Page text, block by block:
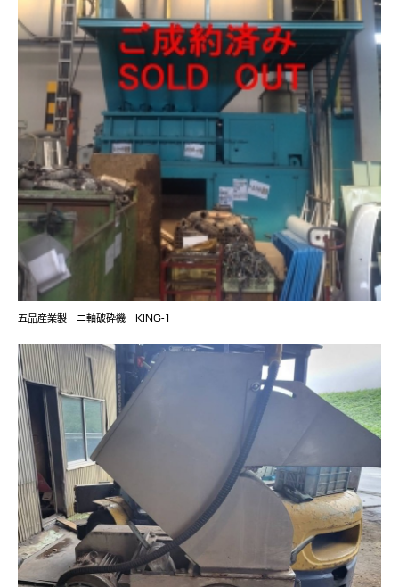
五品産業製 ニ軸破砕機 KING-1